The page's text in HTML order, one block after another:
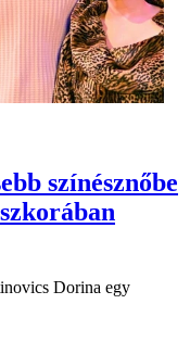
színésznőbe
Dorina egy